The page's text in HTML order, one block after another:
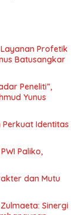
Profetik
Batusangkar
Peneliti”,
Yunus
Perkuat Identitas
Paliko,
dan Mutu
Sinergi